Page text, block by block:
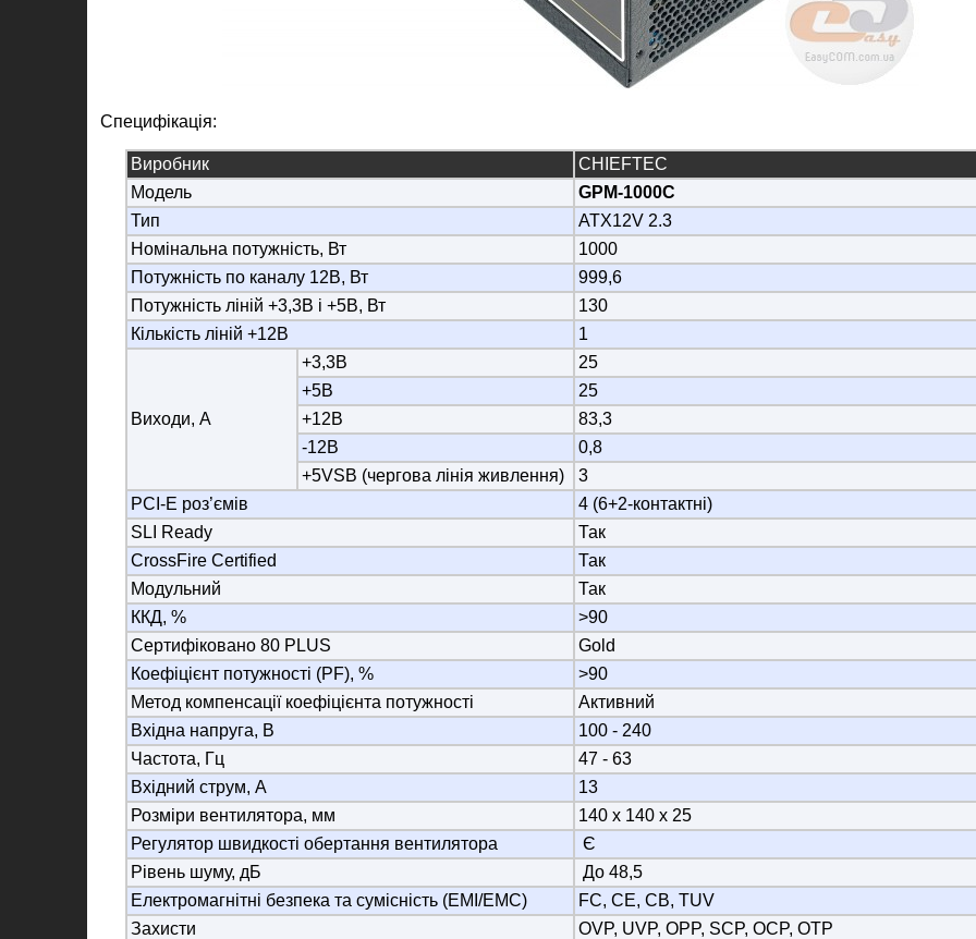
Специфікація:
Виробник
CHIEFTEC
Модель
GPM-1000C
Тип
ATX12V 2.3
Номінальна потужність, Вт
1000
Потужність по каналу 12В, Вт
999,6
Потужність ліній +3,3В і +5В, Вт
130
Кількість ліній +12В
1
Виходи, А
+3,3В
25
+5В
25
+12В
83,3
-12В
0,8
+5VSB (чергова лінія живлення)
3
PCI-E роз’ємів
4 (6+2-контактні)
SLI Ready
Так
CrossFire Certified
Так
Модульний
Так
ККД, %
>90
Сертифіковано 80 PLUS
Gold
Коефіцієнт потужності (PF), %
>90
Метод компенсації коефіцієнта потужності
Активний
Вхідна напруга, В
100 - 240
Частота, Гц
47 - 63
Вхідний струм, А
13
Розміри вентилятора, мм
140 х 140 х 25
Регулятор швидкості обертання вентилятора
Є
Рівень шуму, дБ
До 48,5
Електромагнітні безпека та сумісність (EMI/EMC)
FC, CE, CB, TUV
Захисти
OVP, UVP, OPP, SCP, OCP, OTP